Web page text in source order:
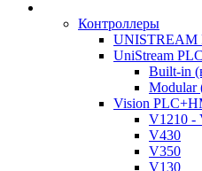
Контроллеры
UNISTREAM
UniStream
Built-in
Modular
Vision
V1210 -
V430
V350
V130